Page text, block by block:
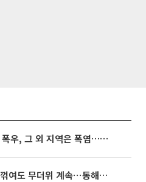
동해안은 시간당 80㎜ 폭우, 그 외 지역은 폭염…‘극과 극 날씨’
[내일 날씨] 폭염 한풀 꺾여도 무더위 계속⋯동해안 이틀 연속 비